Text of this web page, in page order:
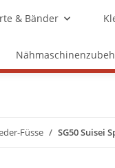
& Bänder
Füsse SG50 Suisei